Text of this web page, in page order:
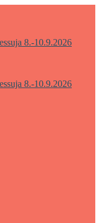
8.-10.9.2026
8.-10.9.2026